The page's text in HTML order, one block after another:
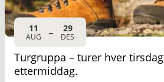
11
AUG – 29
DES
Turgruppa – turer hver tirsdag
ettermiddag.